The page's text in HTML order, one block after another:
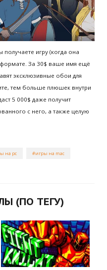
игру (когда она
За 30$ ваше имя ещё
эксклюзивные обои для
тем больше плюшек внутри
5 000$ даже получит
с него, а также целую
на pc
игры на mac
(ПО ТЕГУ)